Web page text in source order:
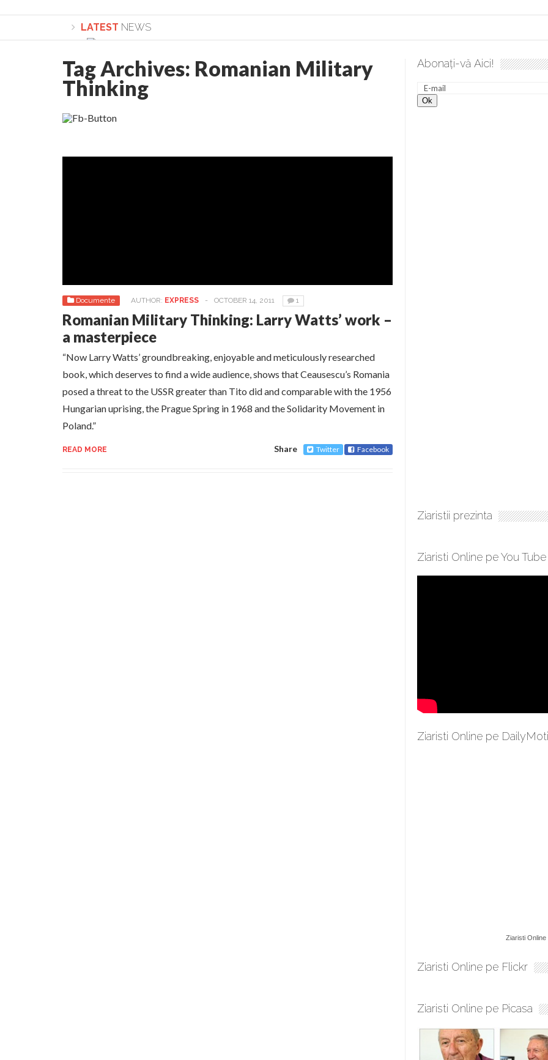
LATEST NEWS
Lepădarea de sine și urmarea lui Hristos. Calea spre desăvârșire. Gând de duminică de Elena Solunca Moise
Academia Române revine în cazul pericolele generate de tehnologia 5G și cere Dezbatere Națională
La Mulți Ani, Eugen Mihăescu!
Tag Archives: Romanian Military
Thinking
Documente AUTHOR: EXPRESS - OCTOBER 14, 2011 1
Romanian Military Thinking: Larry Watts’ work –
a masterpiece
“Now Larry Watts’ groundbreaking, enjoyable and meticulously researched
book, which deserves to find a wide audience, shows that Ceausescu’s Romania
posed a threat to the USSR greater than Tito did and comparable with the 1956
Hungarian uprising, the Prague Spring in 1968 and the Solidarity Movement in
Poland.”
READ MORE Share Twitter Facebook
Abonați-vă Aici!
Ziaristii prezinta
Ziaristi Online pe You Tube
Ziaristi Online pe
Ziaristi Online
Ziaristi Online pe Flickr
Ziaristi Online pe Picasa